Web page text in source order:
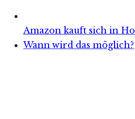
Amazon kauft sich in
Wann wird das möglich?